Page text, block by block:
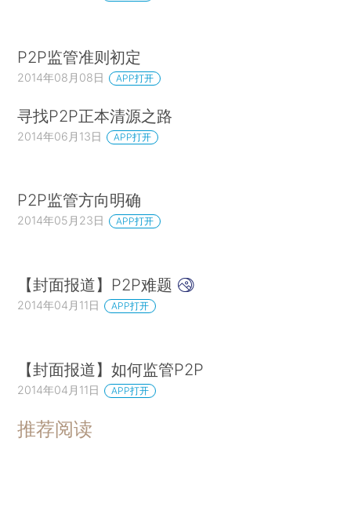
P2P监管准则初定
2014年08月08日 APP打开
寻找P2P正本清源之路
2014年06月13日 APP打开
P2P监管方向明确
2014年05月23日 APP打开
【封面报道】P2P难题
2014年04月11日 APP打开
【封面报道】如何监管P2P
2014年04月11日 APP打开
推荐阅读